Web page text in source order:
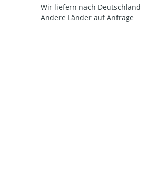
Wir liefern nach Deutschland
Andere Länder auf Anfrage